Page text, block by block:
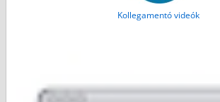
Kollegamentó videók